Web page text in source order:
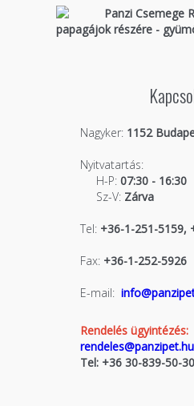
Panzi Csemege
papagájok részére -
Nagyker:1152
Nyitvatartás:
H-P:07:30 - 16:30
Sz-V:Zárva
Tel:+36-1-251-5159,
Fax:+36-1-252-5926
E-mail:
Rendelés ügyintézés:
rendeles@panzipet.hu
Tel: +36 30-839-50-